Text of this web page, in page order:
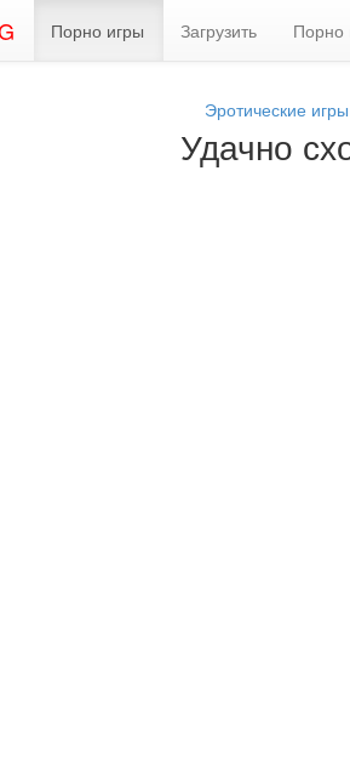
Порно игры Загрузить Порно
Эротические игры
Удачно